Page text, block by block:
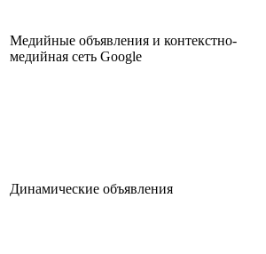
Медийные объявления и контекстно-
медийная сеть Google
Динамические объявления